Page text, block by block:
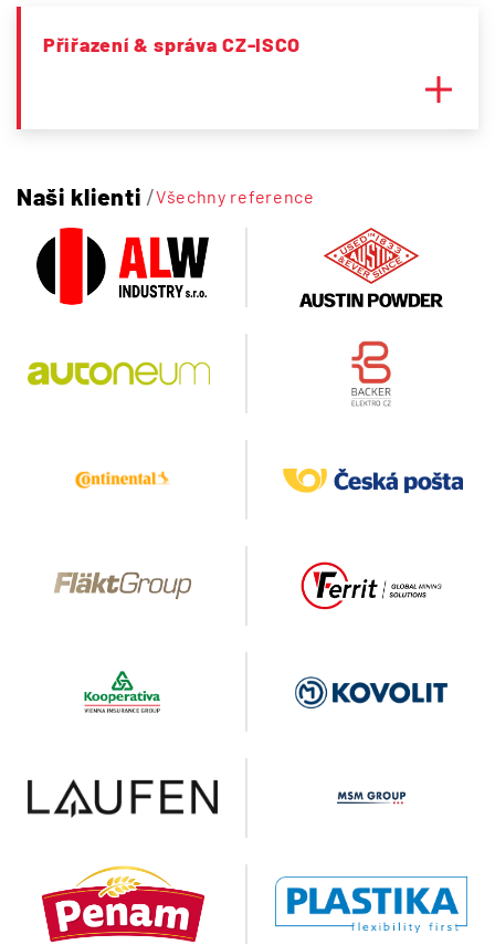
Přiřazení & správa CZ-ISCO
Naši klienti /Všechny reference